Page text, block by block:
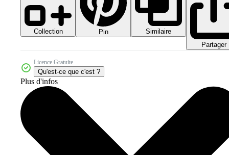
Collection Pin
Similaire
Partager
Licence Gratuite
Qu'est-ce que c'est ?
Plus d'infos